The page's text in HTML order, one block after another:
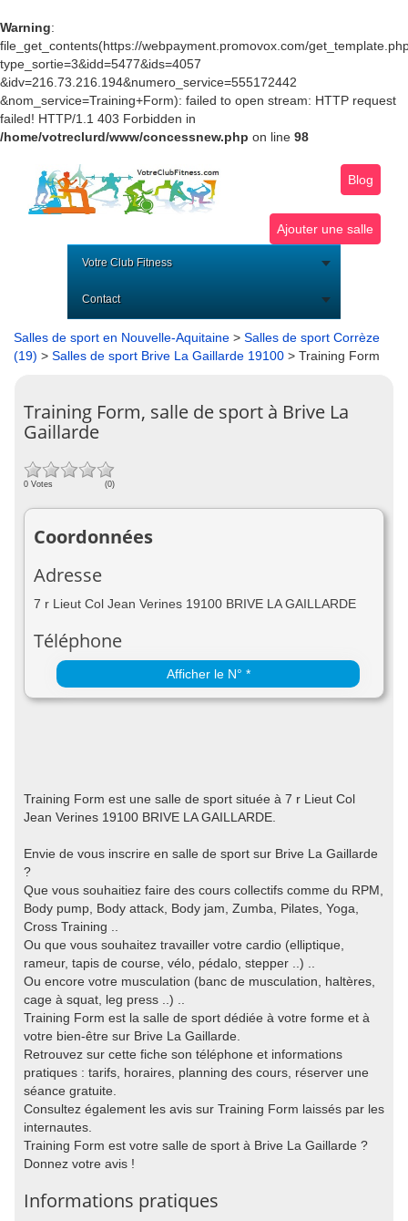
Warning:
file_get_contents(https://webpayment.promovox.com/
type_sortie=3&idd=5477&ids=4057
&idv=216.73.216.194&numero_service=555172442
&nom_service=Training+Form): failed to open stream: HTTP request
failed! HTTP/1.1 403 Forbidden in
/home/votreclurd/www/concessnew.php on line 98
Blog
Ajouter une salle
Votre Club Fitness
Contact
Salles de sport en Nouvelle-Aquitaine > Salles de sport Corrèze
(19) > Salles de sport Brive La Gaillarde 19100 > Training Form
Training Form, salle de sport à Brive La
Gaillarde
0 Votes (0)
Coordonnées
Adresse
7 r Lieut Col Jean Verines 19100 BRIVE LA GAILLARDE
Téléphone
Afficher le N° *
Training Form est une salle de sport située à 7 r Lieut Col
Jean Verines 19100 BRIVE LA GAILLARDE.
Envie de vous inscrire en salle de sport sur Brive La Gaillarde
?
Que vous souhaitiez faire des cours collectifs comme du RPM,
Body pump, Body attack, Body jam, Zumba, Pilates, Yoga,
Cross Training ..
Ou que vous souhaitez travailler votre cardio (elliptique,
rameur, tapis de course, vélo, pédalo, stepper ..) ..
Ou encore votre musculation (banc de musculation, haltères,
cage à squat, leg press ..) ..
Training Form est la salle de sport dédiée à votre forme et à
votre bien-être sur Brive La Gaillarde.
Retrouvez sur cette fiche son téléphone et informations
pratiques : tarifs, horaires, planning des cours, réserver une
séance gratuite.
Consultez également les avis sur Training Form laissés par les
internautes.
Training Form est votre salle de sport à Brive La Gaillarde ?
Donnez votre avis !
Informations pratiques